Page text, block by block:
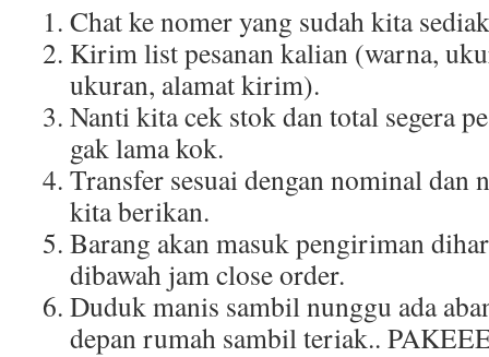
Chat ke nomer yang sudah kita
Kirim list pesanan kalian (warna,
ukuran, alamat kirim).
Nanti kita cek stok dan total segera
gak lama kok.
Transfer sesuai dengan nominal dan
kita berikan.
Barang akan masuk pengiriman
dibawah jam close order.
Duduk manis sambil nunggu ada
depan rumah sambil teriak..